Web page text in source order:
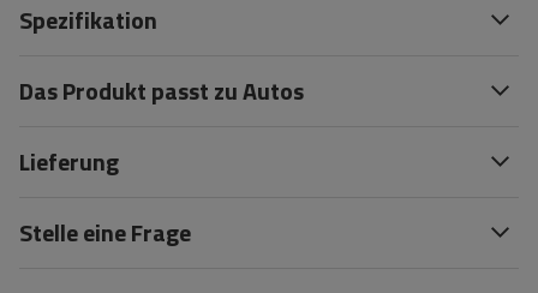
Spezifikation
Das Produkt passt zu Autos
Lieferung
Stelle eine Frage